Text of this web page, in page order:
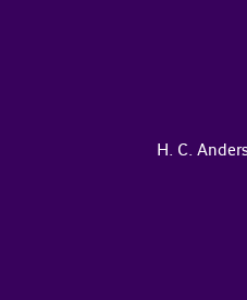
H. C.